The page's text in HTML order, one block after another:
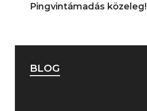
Pingvintámadás közeleg!
BLOG